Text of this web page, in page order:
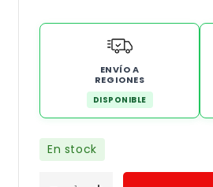
ENVÍO A
REGIONES
DISPONIBLE
En stock